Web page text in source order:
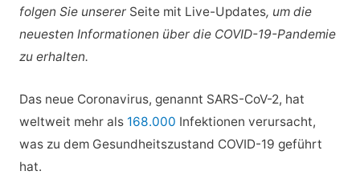
folgen Sie unserer Seite mit Live-Updates, um die
neuesten Informationen über die COVID-19-Pandemie
zu erhalten.
Das neue Coronavirus, genannt SARS-CoV-2, hat
weltweit mehr als 168.000 Infektionen verursacht,
was zu dem Gesundheitszustand COVID-19 geführt
hat.